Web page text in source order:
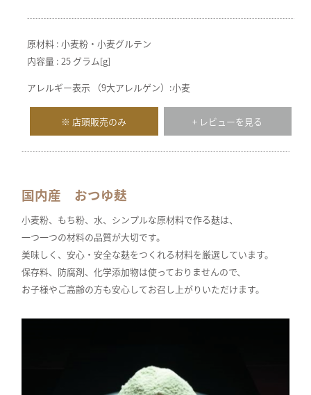
原材料 : 小麦粉・小麦グルテン
内容量 : 25 グラム[g]
アレルギー表示 （9大アレルゲン）:小麦
※ 店頭販売のみ + レビューを見る
国内産 おつゆ麸
小麦粉、もち粉、水、シンプルな原材料で作る麸は、
一つ一つの材料の品質が大切です。
美味しく、安心・安全な麸をつくれる材料を厳選しています。
保存料、防腐剤、化学添加物は使っておりませんので、
お子様やご高齢の方も安心してお召し上がりいただけます。